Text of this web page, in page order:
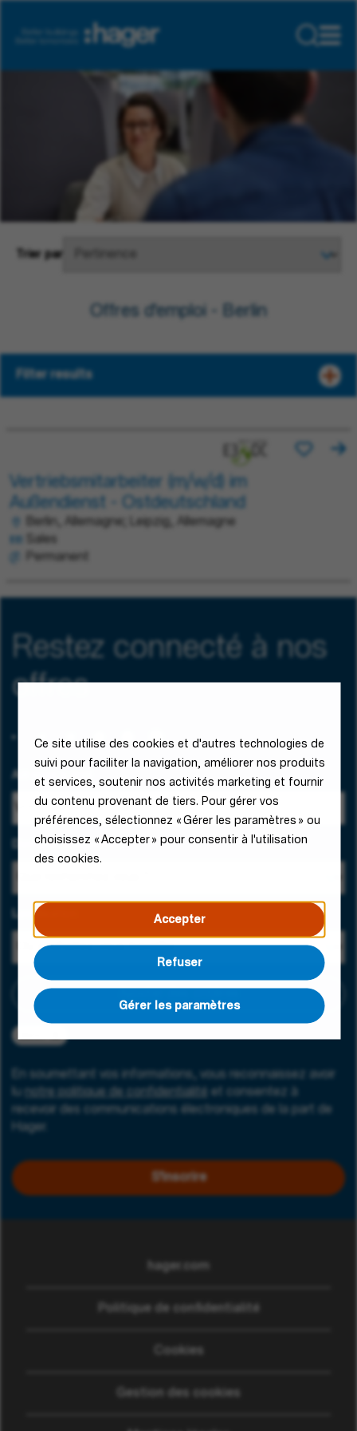
Ce site utilise des cookies et d'autres technologies de
suivi pour faciliter la navigation, améliorer nos produits
et services, soutenir nos activités marketing et fournir
du contenu provenant de tiers. Pour gérer vos
préférences, sélectionnez « Gérer les paramètres » ou
choisissez « Accepter » pour consentir à l'utilisation
des cookies.
Accepter
Refuser
Gérer les paramètres
Trier par
Offres d'emploi - Berlin
Filter results
Vertriebsmitarbeiter (m/w/d) im
Außendienst - Ostdeutschland
Berlin, Allemagne; Leipzig, Allemagne
Sales
Permanent
Restez connecté à nos
offres
Adresse e-mail
Domaine d'expertise
Localisation
En soumettant vos informations, vous reconnaissez avoir
lu
notre politique de confidentialité
et consentez à
recevoir des communications électroniques de la part de
Hager.
S'inscrire
hager.com
Politique de confidentialité
Cookies
Gestion des cookies